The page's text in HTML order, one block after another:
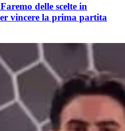
delle scelte in
vincere la prima partita